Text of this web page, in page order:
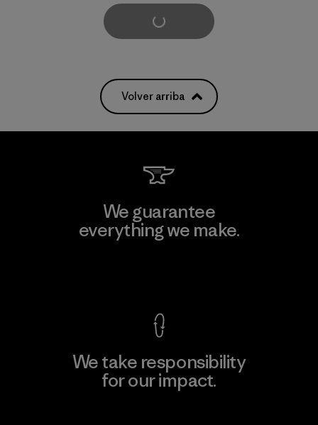
Cargar Más
Volver arriba
We guarantee
everything we make.
We take responsibility
for our impact.